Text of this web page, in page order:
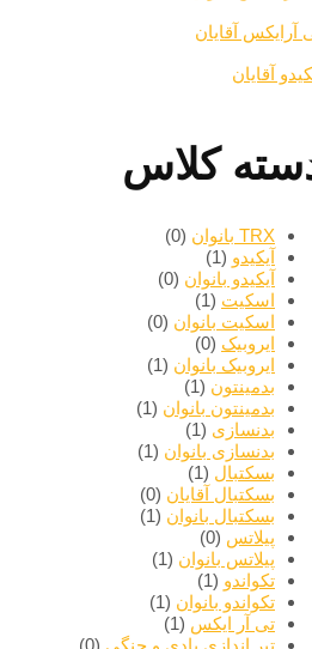
آرایکس آقایان
آقایان
کلاس
TRX بانوان
(0)
آیکیدو (1)
آیکیدو بانوان (0)
اسکیت (1)
اسکیت بانوان (0)
ایروبیک (0)
ایروبیک بانوان (1)
بدمینتون (1)
بدمینتون بانوان (1)
بدنسازی (1)
بدنسازی بانوان (1)
بسکتبال (1)
بسکتبال آقایان (0)
بسکتبال بانوان (1)
پیلاتس (0)
پیلاتس بانوان (1)
تکواندو (1)
تکواندو بانوان (1)
تی آر ایکس (1)
تیر اندازی بادی و جنگی (0)